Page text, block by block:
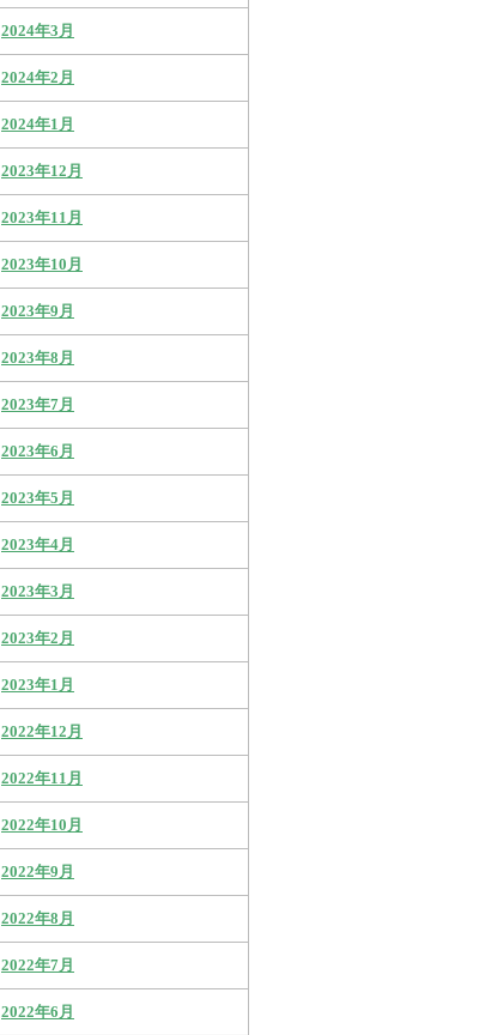
2024年3月
2024年2月
2024年1月
2023年12月
2023年11月
2023年10月
2023年9月
2023年8月
2023年7月
2023年6月
2023年5月
2023年4月
2023年3月
2023年2月
2023年1月
2022年12月
2022年11月
2022年10月
2022年9月
2022年8月
2022年7月
2022年6月